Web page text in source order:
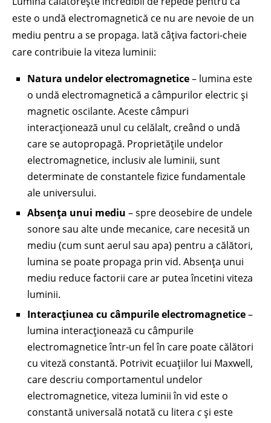
este o undă electromagnetică ce nu are nevoie de un
mediu pentru a se propaga. Iată câțiva factori-cheie
care contribuie la viteza luminii:
Natura undelor electromagnetice– lumina este
o undă electromagnetică a câmpurilor electric și
magnetic oscilante. Aceste câmpuri
interacționează unul cu celălalt, creând o undă
care se autopropagă. Proprietățile undelor
electromagnetice, inclusiv ale luminii, sunt
determinate de constantele fizice fundamentale
ale universului.
Absența unui mediu – spre deosebire de undele
sonore sau alte unde mecanice, care necesită un
mediu (cum sunt aerul sau apa) pentru a călători,
lumina se poate propaga prin vid. Absența unui
mediu reduce factorii care ar putea încetini viteza
luminii.
Interacțiunea cu câmpurile electromagnetice–
lumina interacționează cu câmpurile
electromagnetice într-un fel în care poate călători
cu viteză constantă. Potrivit ecuațiilor lui Maxwell,
care descriu comportamentul undelor
electromagnetice, viteza luminii în vid este o
constantă universală notată cu litera cși este